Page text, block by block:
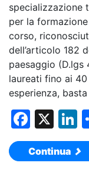
specializzazione
per la
corso,
dell’articolo 182
paesaggio
laureati fino ai
esperienza,
F
a
c
X
n
k
Continua